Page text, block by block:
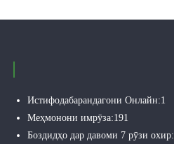
Истифодабарандагони Онлайн:1
Меҳмонони имрӯза:191
Боздидҳо дар давоми 7 рӯзи охир: